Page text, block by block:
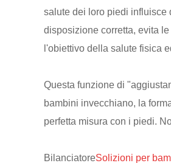
salute dei loro piedi influisce
disposizione corretta, evita
l'obiettivo della salute fisica
Questa funzione di
bambini invecchiano, la
perfetta misura con i piedi.
BilanciatoreSolizioni per